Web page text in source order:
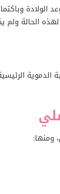
الحالة ولم
الدموية
ومنها: